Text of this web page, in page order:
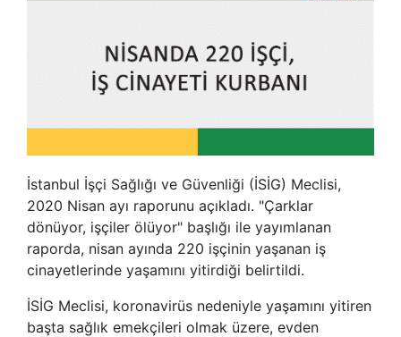
İstanbul İşçi Sağlığı ve Güvenliği (İSİG) Meclisi,
2020 Nisan ayı raporunu açıkladı. "Çarklar
dönüyor, işçiler ölüyor" başlığı ile yayımlanan
raporda, nisan ayında 220 işçinin yaşanan iş
cinayetlerinde yaşamını yitirdiği belirtildi.
İSİG Meclisi, koronavirüs nedeniyle yaşamını yitiren
başta sağlık emekçileri olmak üzere, evden